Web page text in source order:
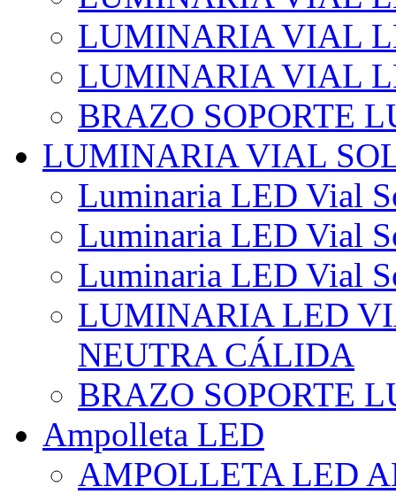
LUMINARIA VIAL
LUMINARIA VIAL
BRAZO SOPORTE
LUMINARIA VIAL
Luminaria LED Vial
Luminaria LED Vial
Luminaria LED Vial
LUMINARIA LED
NEUTRA CÁLIDA
BRAZO SOPORTE
Ampolleta LED
AMPOLLETA LED